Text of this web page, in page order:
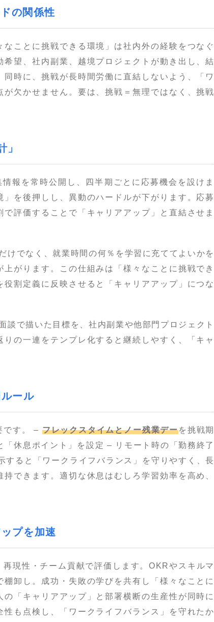
の関係性
ことに挑戦できる環境」は社内外の経験をつなぐ
望、社内副業、越境プロジェクトが動き出し、結
時に、挑戦が長時間労働に直結しないよう、「ワ
欠かせません。要は、挑戦＝無理ではなく、挑戦
」
報を常時公開し、四半期ごとに応募機会を設けま
を後押しし、異動のハードルが下がります。応募
評価することで「キャリアアップ」と直結させま
けでなく、就業時間の何％を学習に充ててよいかを
がります。この仕組みは「様々なことに挑戦でき
割定義に反映させると「キャリアアップ」につな
談で描いた目標を、社内副業や他部門プロジェクト
の一連をテンプレ化すると継続しやすく、「キャ
ール
です。 – フレックスタイムとノー残業デーを挑戦期
休息ポイント」を設定 – リモート時の「勤務終了
ると「ワークライフバランス」を守りやすく、長
できます。適切な休息はむしろ学習効率を高め、
プを加速
現性・チーム貢献で評価します。OKRやスキルマ
卸し。成功・失敗の学びを共有し「様々なことに
「キャリアアップ」と部署横断の生産性が同時に
も点検し、「ワークライフバランス」を守れたか